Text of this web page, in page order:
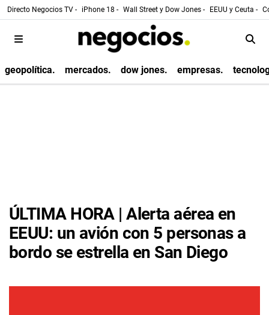
Directo Negocios TV - iPhone 18 - Wall Street y Dow Jones - EEUU y Ceuta -
geopolítica. mercados. dow jones. empresas.
ÚLTIMA HORA | Alerta aérea en
EEUU: un avión con 5 personas a
bordo se estrella en San Diego